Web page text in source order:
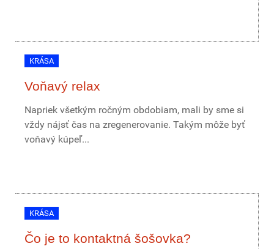
KRÁSA
Voňavý relax
Napriek všetkým ročným obdobiam, mali by sme si
vždy nájsť čas na zregenerovanie. Takým môže byť
voňavý kúpeľ...
KRÁSA
Čo je to kontaktná šošovka?